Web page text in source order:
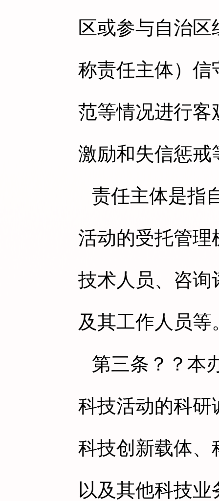
区或参与自治
称责任主体）信
范等情况进行客
激励和失信惩戒
责任主体是指
活动的受托管理
技术人员、咨询
及其工作人员等
第三条 ？？本
科技活动的科研
科技创新载体、
以及其他科技